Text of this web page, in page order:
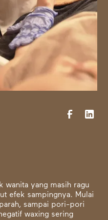
wanita yang masih ragu
efek sampingnya. Mulai
sampai pori-pori
waxing sering